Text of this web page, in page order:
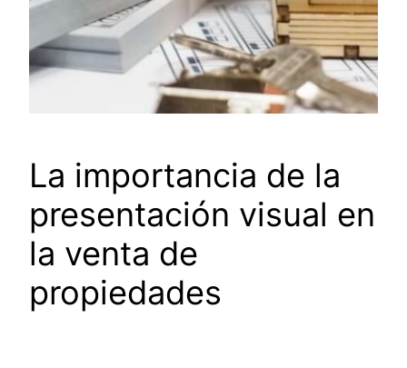
La importancia de la
presentación visual en
la venta de
propiedades